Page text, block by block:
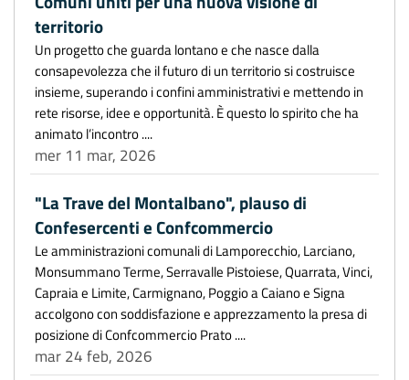
territorio
Un progetto che guarda lontano e che nasce dalla
consapevolezza che il futuro di un territorio si costruisce
insieme, superando i confini amministrativi e mettendo in
rete risorse, idee e opportunità. È questo lo spirito che ha
animato l’incontro ....
mer 11 mar, 2026
"La Trave del Montalbano", plauso di
Confesercenti e Confcommercio
Le amministrazioni comunali di Lamporecchio, Larciano,
Monsummano Terme, Serravalle Pistoiese, Quarrata, Vinci,
Capraia e Limite, Carmignano, Poggio a Caiano e Signa
accolgono con soddisfazione e apprezzamento la presa di
posizione di Confcommercio Prato ....
mar 24 feb, 2026